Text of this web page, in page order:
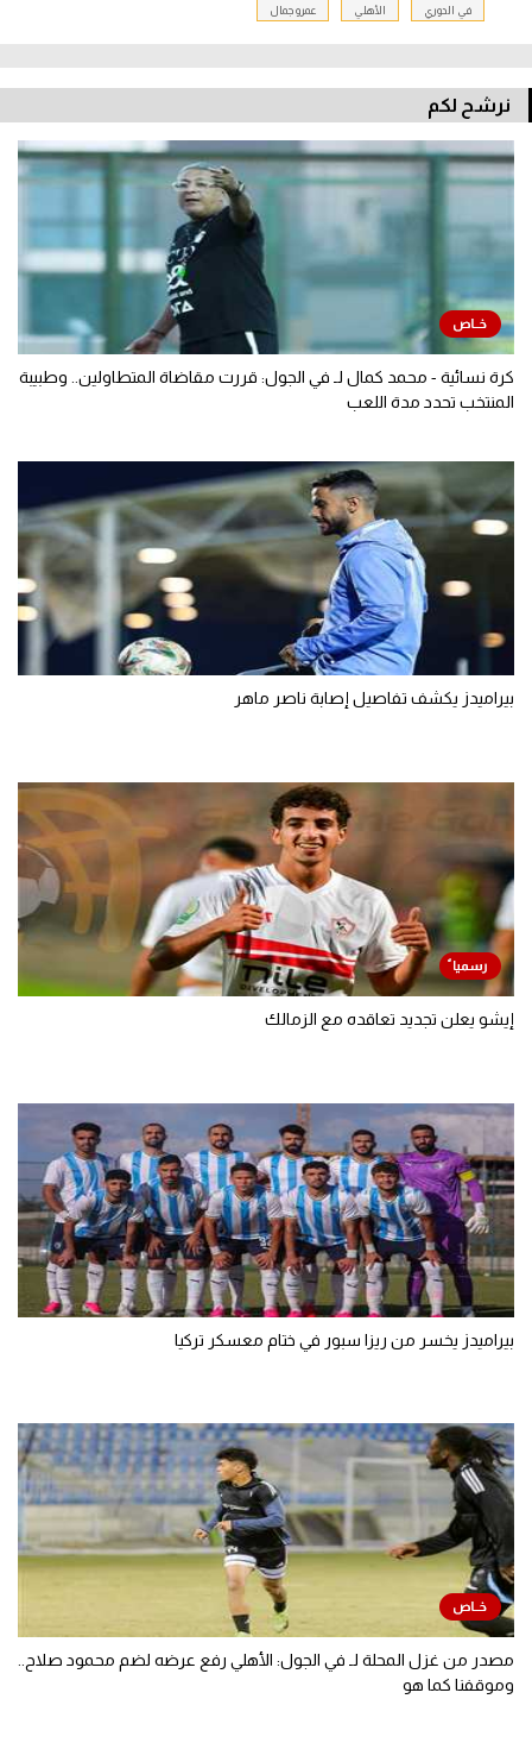
في الدوري الأهلي عمرو جمال
نرشح لكم
كرة نسائية - محمد كمال لـ في الجول: قررت مقاضاة المتطاولين.. وطبيبة
المنتخب تحدد مدة اللعب
بيراميدز يكشف تفاصيل إصابة ناصر ماهر
إيشو يعلن تجديد تعاقده مع الزمالك
بيراميدز يخسر من ريزا سبور في ختام معسكر تركيا
مصدر من غزل المحلة لـ في الجول: الأهلي رفع عرضه لضم محمود صلاح..
وموقفنا كما هو